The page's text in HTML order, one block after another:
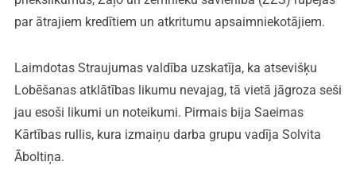
par ātrajiem kredītiem un atkritumu apsaimniekotājiem.
Laimdotas Straujumas valdība uzskatīja, ka atsevišķu
Lobēšanas atklātības likumu nevajag, tā vietā jāgroza seši
jau esoši likumi un noteikumi. Pirmais bija Saeimas
Kārtības rullis, kura izmaiņu darba grupu vadīja Solvita
Āboltiņa.